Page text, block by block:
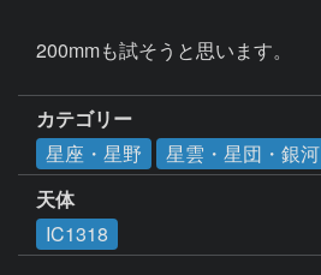
200mmも試そうと思います。
カテゴリー
星座・星野
星雲・星団・銀河
天体
IC1318